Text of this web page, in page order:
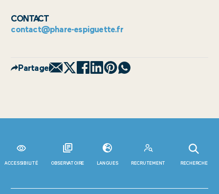
CONTACT
contact@phare-espiguette.fr
Partager
ACCESSIBILITÉ RECRUTEMENT
OBSERVATOIRE LANGUES RECHERCHE